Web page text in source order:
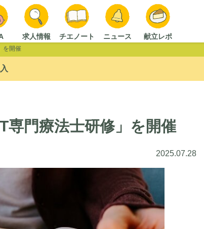
求人情報 チエノート ニュース 献立レポ
を開催
専門療法士研修」を開催
2025.07.28